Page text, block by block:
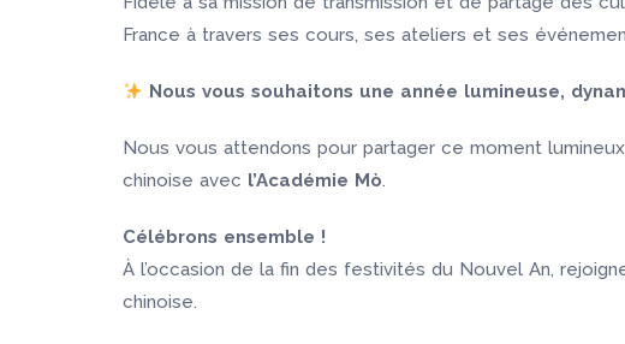
France à travers ses cours, ses ateliers et ses
Nous vous souhaitons une année lumineuse,
Nous vous attendons pour partager ce moment
chinoise avec l’Académie Mò.
Célébrons ensemble !
À l’occasion de la fin des festivités du Nouvel An,
chinoise.